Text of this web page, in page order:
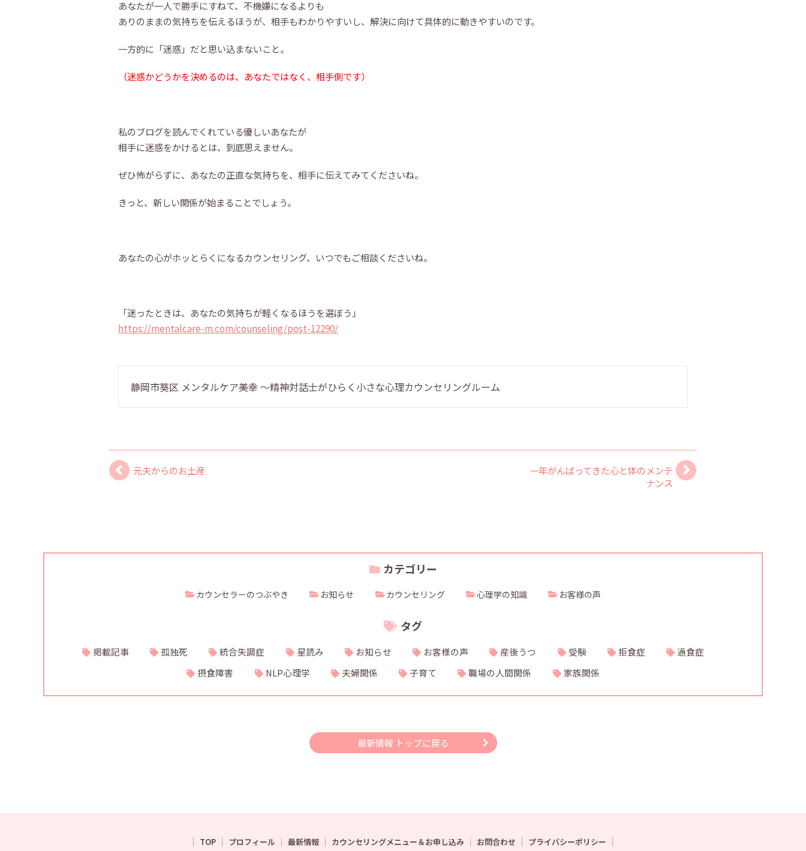
あなたが一人で勝手にすねて、不機嫌になるよりも
ありのままの気持ちを伝えるほうが、相手もわかりやすいし、解決に向けて具体的に動きやすいのです。
一方的に「迷惑」だと思い込まないこと。
（迷惑かどうかを決めるのは、あなたではなく、相手側です）
私のブログを読んでくれている優しいあなたが
相手に迷惑をかけるとは、到底思えません。
ぜひ怖がらずに、あなたの正直な気持ちを、相手に伝えてみてくださいね。
きっと、新しい関係が始まることでしょう。
あなたの心がホッとらくになるカウンセリング、いつでもご相談くださいね。
「迷ったときは、あなたの気持ちが軽くなるほうを選ぼう」
https://mentalcare-m.com/counseling/post-12290/
静岡市葵区 メンタルケア美幸 〜精神対話士がひらく小さな心理カウンセリングルーム
元夫からのお土産
一年がんばってきた心と体のメンテ
ナンス
カテゴリー
カウンセラーのつぶやき お知らせ カウンセリング 心理学の知識 お客様の声
タグ
掲載記事 孤独死 統合失調症 星読み お知らせ お客様の声 産後うつ 受験 拒食症
過食症
摂食障害
NLP心理学 夫婦関係 子育て 職場の人間関係 家族関係
最新情報 トップに戻る
TOP プロフィール 最新情報 カウンセリングメニュー＆お申し込み お問合わせ プライバシーポリシー